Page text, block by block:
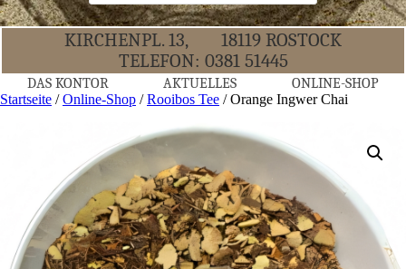
KIR­CHEN­PL. 13,
18119 ROS­TOCK
TELE­FON: 0381 51445
DAS KON­TOR AKTU­EL­LES ONLINE-SHOP
Startseite /Online-Shop /Rooibos Tee / Oran­ge Ing­wer Chai